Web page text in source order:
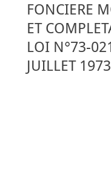
FONCIERE
ET
LOI N°73-
JUILLET